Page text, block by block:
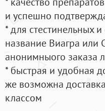
и успешно
* для стестинельных
название Виагра или
анонимныого заказа
* быстрая и удобная
же возможна
классом